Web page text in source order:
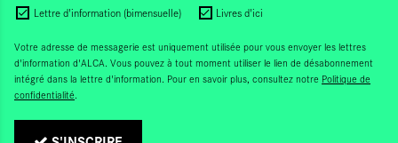
Lettre d'information (bimensuelle) Livres d'ici
Votre adresse de messagerie est uniquement utilisée pour vous envoyer les lettres
d'information d'ALCA. Vous pouvez à tout moment utiliser le lien de désabonnement
intégré dans la lettre d'information. Pour en savoir plus, consultez notre Politique de
confidentialité.